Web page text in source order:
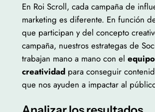
En Roi Scroll, cada campaña de
marketing es diferente. En función
que participan y del concepto
campaña, nuestros estrategas de
trabajan mano a mano con el
creatividadpara conseguir
que nos ayuden a impactar al